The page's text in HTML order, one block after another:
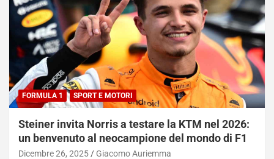
FORMULA 1 SPORT E MOTORI
Steiner invita Norris a testare la KTM nel 2026:
un benvenuto al neocampione del mondo di F1
Dicembre 26, 2025 Giacomo Auriemma